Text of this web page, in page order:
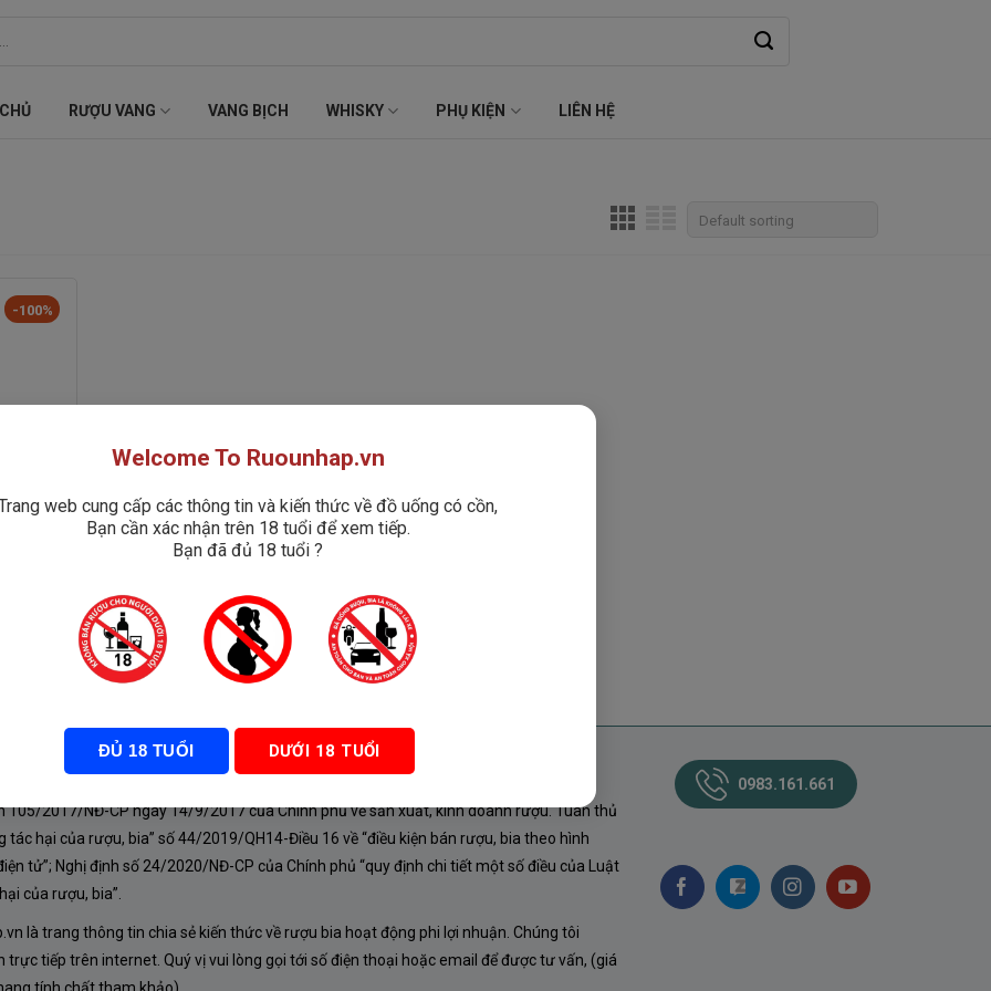
RƯỢU VANG VANG BỊCH WHISKY PHỤ KIỆN LIÊN HỆ
-100%
CHÍNH SÁCH
105/2017/NĐ-CP ngày 14/9/2017 của Chính phủ về sản xuất, kinh doanh rượu. Tuân thủ
tác hại của rượu, bia” số 44/2019/QH14-Điều 16 về “điều kiện bán rượu, bia theo hình
tử”; Nghị định số 24/2020/NĐ-CP của Chính phủ “quy định chi tiết một số điều của Luật
của rượu, bia”.
là trang thông tin chia sẻ kiến thức về rượu bia hoạt động phi lợi nhuận. Chúng tôi
trực tiếp trên internet. Quý vị vui lòng gọi tới số điện thoại hoặc email để được tư vấn, (giá
0983.161.661
Welcome To Ruounhap.vn
web cung cấp các thông tin và kiến thức về đồ uống có cồn,
Bạn cần xác nhận trên 18 tuổi để xem tiếp.
Bạn đã đủ 18 tuổi ?
ĐỦ 18 TUỔI DƯỚI 18 TUỔI